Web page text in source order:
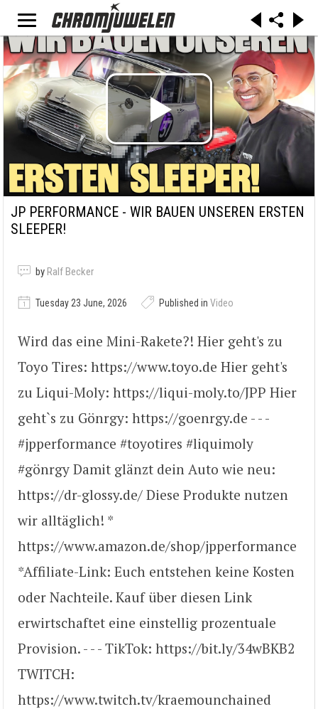
JP PERFORMANCE - WIR BAUEN UNSEREN ERSTEN
SLEEPER!
by Ralf Becker
Tuesday 23 June, 2026 Published in Video
Wird das eine Mini-Rakete?! Hier geht's zu
Toyo Tires: https://www.toyo.de Hier geht's
zu Liqui-Moly: https://liqui-moly.to/JPP Hier
geht`s zu Gönrgy: https://goenrgy.de - - -
#jpperformance #toyotires #liquimoly
#gönrgy Damit glänzt dein Auto wie neu:
https://dr-glossy.de/ Diese Produkte nutzen
wir alltäglich! *
https://www.amazon.de/shop/jpperformance
*Affiliate-Link: Euch entstehen keine Kosten
oder Nachteile. Kauf über diesen Link
erwirtschaftet eine einstellig prozentuale
Provision. - - - TikTok: https://bit.ly/34wBKB2
TWITCH:
https://www.twitch.tv/kraemounchained